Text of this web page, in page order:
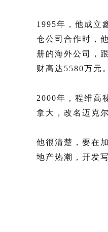
1995年，他成立
仓公司合作时，
册的海外公司，
财高达5580万元。
2000年，程维高
拿大，改名迈克
他很清楚，要在
地产热潮，开发